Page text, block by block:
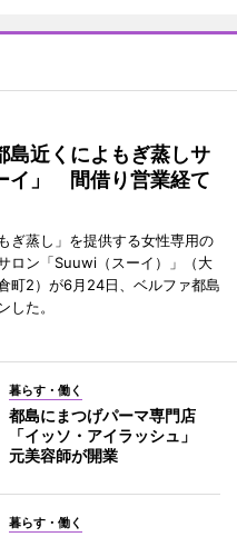
島近くによもぎ蒸しサ
イ」 間借り営業経て
ぎ蒸し」を提供する女性専用の
ロン「Suuwi（スーイ）」（大
町2）が6月24日、ベルファ都島
した。
暮らす・働く
都島にまつげパーマ専門店
「イッソ・アイラッシュ」
元美容師が開業
暮らす・働く